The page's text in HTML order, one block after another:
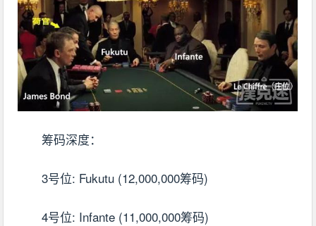
筹码深度：
3号位: Fukutu (12,000,000筹码)
4号位: Infante (11,000,000筹码)